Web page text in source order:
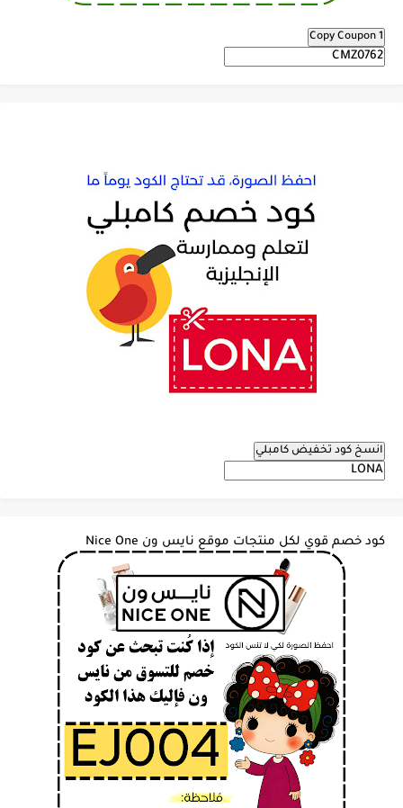
Copy Coupon 1
انسخ كود تخفيض كامبلي
كود خصم قوي لكل منتجات موقع نايس ون Nice One